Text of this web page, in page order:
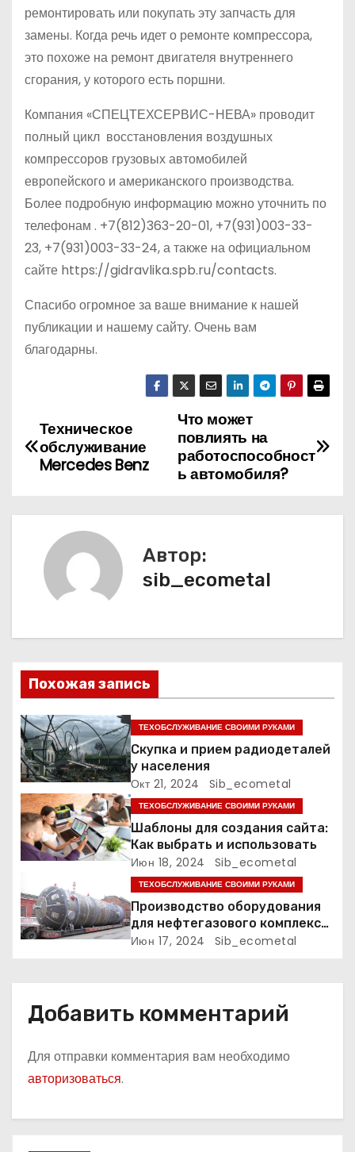
ремонтировать или покупать эту запчасть для
замены. Когда речь идет о ремонте компрессора,
это похоже на ремонт двигателя внутреннего
сгорания, у которого есть поршни.
Компания «СПЕЦТЕХСЕРВИС-НЕВА» проводит
полный цикл восстановления воздушных
компрессоров грузовых автомобилей
европейского и американского производства.
Более подробную информацию можно уточнить по
телефонам . +7(812)363-20-01, +7(931)003-33-
23, +7(931)003-33-24, а также на официальном
сайте https://gidravlika.spb.ru/contacts.
Спасибо огромное за ваше внимание к нашей
публикации и нашему сайту. Очень вам
благодарны.
Н
а
я
п
о
з
а
п
и
с
Что может
повлиять на
работоспособност
ь автомобиля?
Техническое
обслуживание
Mercedes Benz
Автор:
sib_ecometal
Похожая запись
ТЕХОБСЛУЖИВАНИЕ СВОИМИ РУКАМИ
Скупка и прием радиодеталей
у населения
Окт 21, 2024 Sib_ecometal
ТЕХОБСЛУЖИВАНИЕ СВОИМИ РУКАМИ
Шаблоны для создания сайта:
Как выбрать и использовать
Июн 18, 2024 Sib_ecometal
ТЕХОБСЛУЖИВАНИЕ СВОИМИ РУКАМИ
Производство оборудования
для нефтегазового комплекса,
нефтехимии, химии и
Июн 17, 2024 Sib_ecometal
Добавить комментарий
Для отправки комментария вам необходимо
авторизоваться.